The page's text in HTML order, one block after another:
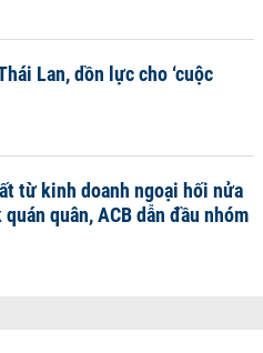
Lan, dồn lực cho ‘cuộc
từ kinh doanh ngoại hối nửa
quân, ACB dẫn đầu nhóm